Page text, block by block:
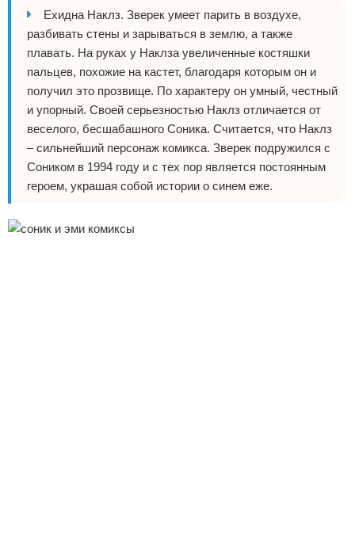
Ехидна Наклз. Зверек умеет парить в воздухе,
разбивать стены и зарываться в землю, а также
плавать. На руках у Наклза увеличенные костяшки
пальцев, похожие на кастет, благодаря которым он и
получил это прозвище. По характеру он умный, честный
и упорный. Своей серьезностью Наклз отличается от
веселого, бесшабашного Соника. Считается, что Наклз
– сильнейший персонаж комикса. Зверек подружился с
Соником в 1994 году и с тех пор является постоянным
героем, украшая собой истории о синем еже.